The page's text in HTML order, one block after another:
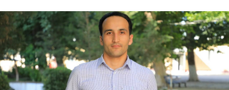
07.15.2024 3748